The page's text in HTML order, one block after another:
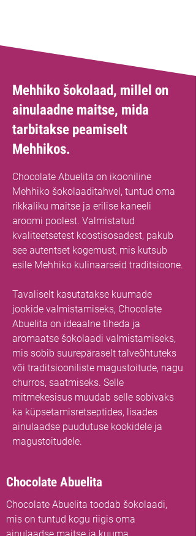
Mehhiko šokolaad, millel on
ainulaadne maitse, mida
tarbitakse peamiselt
Mehhikos.
Chocolate Abuelita on ikooniline
Mehhiko šokolaaditahvel, tuntud oma
rikkaliku maitse ja erilise kaneeli
aroomi poolest. Valmistatud
kvaliteetsetest koostisosadest, pakub
see autentset kogemust, mis kutsub
esile Mehhiko kulinaarseid traditsioone.
Tavaliselt kasutatakse kuumade
jookide valmistamiseks, Chocolate
Abuelita on ideaalne tiheda ja
aromaatse šokolaadi valmistamiseks,
mis sobib suurepäraselt talveõhtuteks
või traditsiooniliste magustoitude, nagu
churros, saatmiseks. Selle
mitmekesisus muudab selle sobivaks
ka küpsetamisretseptides, lisades
ainulaadse puudutuse kookidele ja
magustoitudele.
Chocolate Abuelita
Chocolate Abuelita toodab šokolaadi,
mis on tuntud kogu riigis oma
ainulaadse maitse ja kuuma